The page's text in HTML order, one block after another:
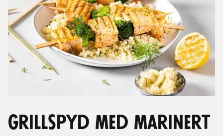
Grillspyd med marinert